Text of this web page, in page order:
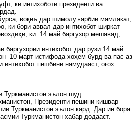
ки интихоботи президентӣ ва
воқеъ дар шимолу ғарбии мамлакат,
ки бори аввал дар интихобот ширкат
ки 14 май баргузор мешавад,
интихобот дар рӯзи 14 май
10 март истифода хоҳем бурд ва пас аз
интихобот пешбинӣ намудааст, оғоз
Туркманистон эълон шуд
Президенти пешини кишвар
Туркманистон эълон кард. Дар ин бора
Туркманистон хабар додааст.